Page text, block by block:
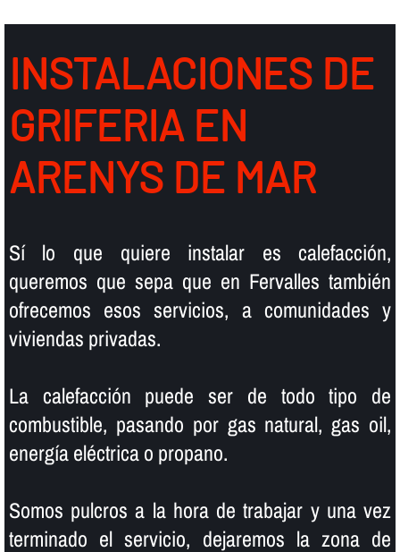
INSTALACIONES DE
GRIFERIA EN
ARENYS DE MAR
Sí­ lo que quiere instalar es calefacción,
queremos que sepa que en Fervalles también
ofrecemos esos servicios, a comunidades y
viviendas privadas.
La calefacción puede ser de todo tipo de
combustible, pasando por gas natural, gas oil,
energí­a eléctrica o propano.
Somos pulcros a la hora de trabajar y una vez
terminado el servicio, dejaremos la zona de